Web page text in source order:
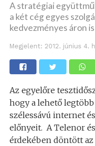
A stratégiai
a két cég egyes
kedvezményes áron
Megjelent: 2012. június 4.
Az egyelőre
hogy a lehető
szélessávú internet
előnyeit. A Telenor
érdekében döntött